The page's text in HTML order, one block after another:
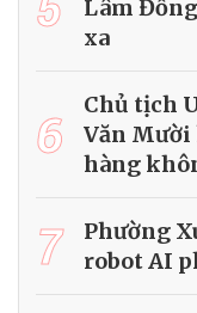
Lâm
xa
6
Chủ tịch
Văn Mười
hàng
7
Phường
robot AI